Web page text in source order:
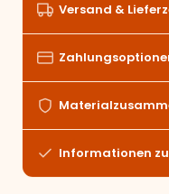
Versand &
Informationen